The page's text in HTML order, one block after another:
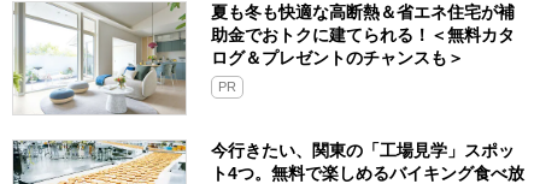
夏も冬も快適な高断熱＆省エネ住宅が補
助金でおトクに建てられる！＜無料カタ
ログ＆プレゼントのチャンスも＞
PR
今行きたい、関東の「工場見学」スポッ
ト4つ。無料で楽しめるバイキング食べ放